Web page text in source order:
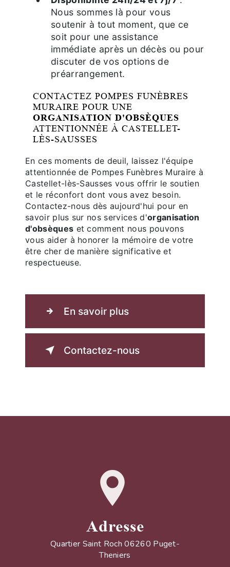
Nous sommes là pour vous
soutenir à tout moment, que ce
soit pour une assistance
immédiate après un décès ou pour
discuter de vos options de
préarrangement.
CONTACTEZ POMPES FUNÈBRES
MURAIRE POUR UNE
ORGANISATION D'OBSÈQUES
ATTENTIONNÉE À CASTELLET-
LÈS-SAUSSES
En ces moments de deuil, laissez l'équipe
attentionnée de Pompes Funèbres Muraire à
Castellet-lès-Sausses vous offrir le soutien
et le réconfort dont vous avez besoin.
Contactez-nous dès aujourd'hui pour en
savoir plus sur nos services d'organisation
d'obsèques et comment nous pouvons
vous aider à honorer la mémoire de votre
être cher de manière significative et
respectueuse.
En savoir plus
Contactez-nous
Adresse
Quartier Saint Roch 06260 Puget-
Theniers